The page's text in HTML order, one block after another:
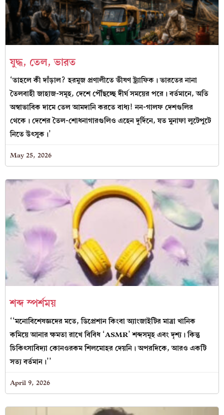
যুদ্ধ, তেল, ভারত
‘তাহলে কী দাঁড়াল? হরমুজ প্রণালীতে ভীষণ ট্র্যাফিক। ভারতের নানা
তৈলবাহী জাহাজ-সমূহ, দেশে পৌঁছচ্ছে দীর্ঘ সময়ের পরে। বর্তমানে, অতি
অস্বাভাবিক দামে তেল আমদানি করতে বাধ্য! নন-গালফ দেশগুলির
থেকে। দেশের তৈল-শোধনাগারগুলিও এহেন দুর্দিনে, যত মুনাফা লুটেপুটে
নিতে উৎসুক।’
May 25, 2026
শব্দ স্পর্শময়
‘‘মনোবিশেষজ্ঞদের মতে, ডিপ্রেশান কিংবা অ্যাংজাইটির মাত্রা খানিক
কমিয়ে আনার ক্ষমতা রাখে বিবিধ ‘ASMR’ শব্দসমূহ এবং দৃশ্য। কিন্তু
চিকিৎসাবিদ্যা কোনওরকম শিলমোহর দেয়নি। অপরদিকে, আরও একটি
সত্য বর্তমান।’’
April 9, 2026